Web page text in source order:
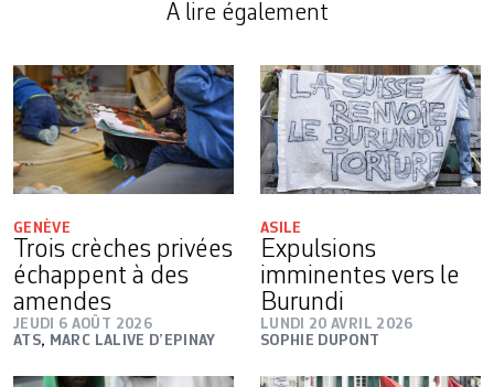
A lire également
GENÈVE
Trois crèches privées
échappent à des
amendes
JEUDI 6 AOÛT 2026
ATS, MARC LALIVE D’EPINAY
ASILE
Expulsions
imminentes vers le
Burundi
LUNDI 20 AVRIL 2026
SOPHIE DUPONT